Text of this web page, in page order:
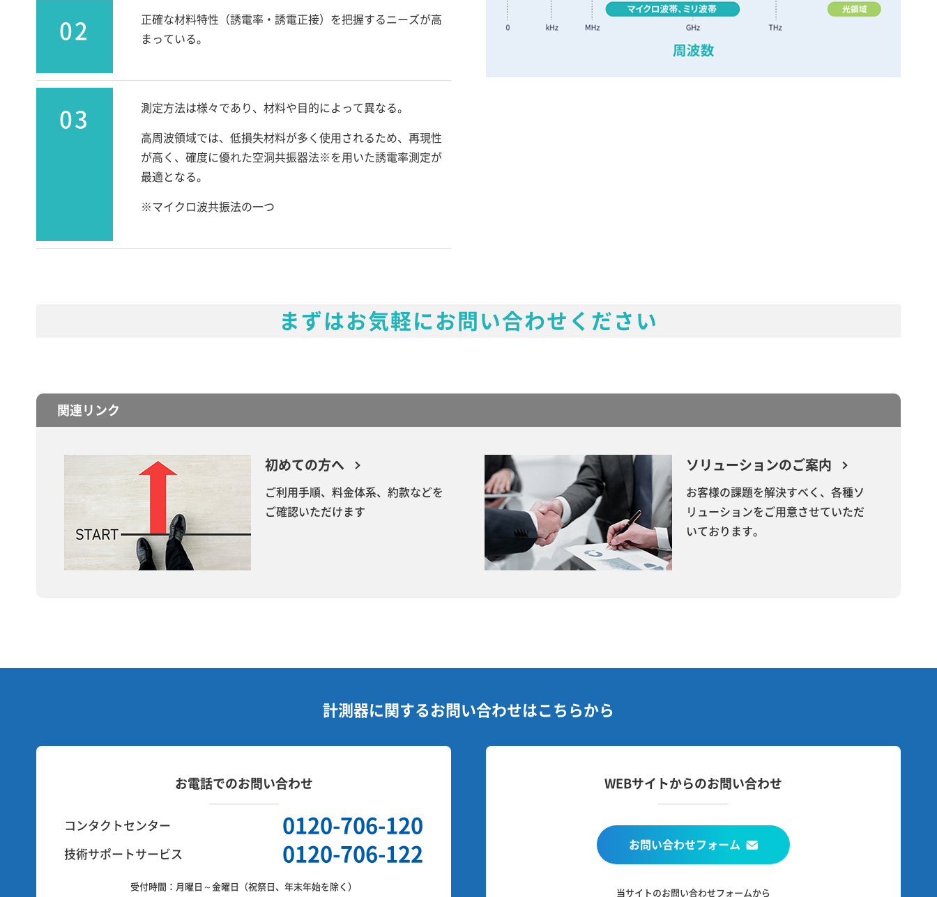
02
正確な材料特性（誘電率・誘電正接）を把握するニーズが高
まっている。
03 測定方法は様々であり、材料や目的によって異なる。
高周波領域では、低損失材料が多く使用されるため、再現性
が高く、確度に優れた空洞共振器法※を用いた誘電率測定が
最適となる。
※マイクロ波共振法の一つ
まずはお気軽にお問い合わせください
関連リンク
初めての方へ
ご利用手順、料金体系、約款などを
ご確認いただけます
ソリューションのご案内
お客様の課題を解決すべく、各種ソ
リューションをご用意させていただ
いております。
計測器に関するお問い合わせはこちらから
お電話でのお問い合わせ
コンタクトセンター 0120-706-120
技術サポートサービス 0120-706-122
受付時間： 月曜日～金曜日（祝祭日、年末年始を除く）
WEBサイトからのお問い合わせ
お問い合わせフォーム
当サイトのお問い合わせフォームから